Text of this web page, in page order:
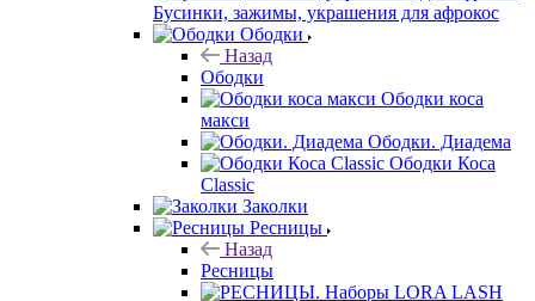
Бусинки, зажимы, украшения для афрокос
Ободки
Назад
Ободки
Ободки коса
макси
Ободки. Диадема
Ободки Коса
Classic
Заколки
Ресницы
Назад
Ресницы